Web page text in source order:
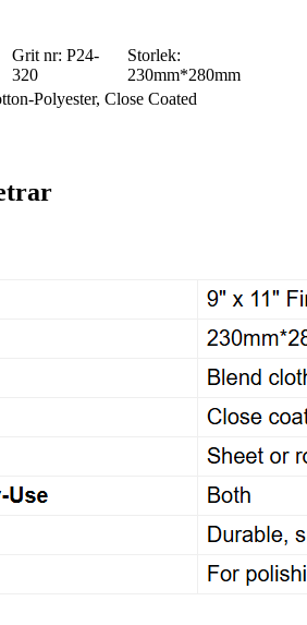
Grit nr: P24-
320
Storlek:
230mm*280mm
Polyester, Close Coated